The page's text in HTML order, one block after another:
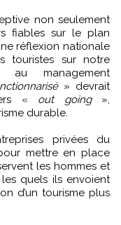
non seulement
fiables sur le plan
réflexion nationale
touristes sur notre
au management
» devrait
« out going»,
durable.
privées du
mettre en place
les hommes et
quels ils envoient
d’un tourisme plus